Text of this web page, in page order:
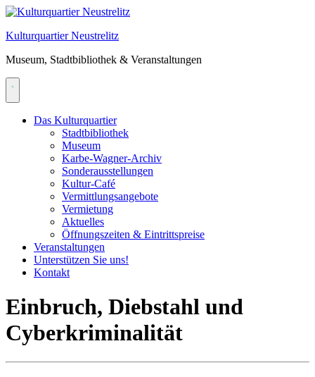
Skip
content
Kulturquartier Neustrelitz
Museum, Stadtbibliothek & Veranstaltungen
Das Kulturquartier
Stadtbibliothek
Museum
Karbe-Wagner-Archiv
Sonderausstellungen
Kultur-Café
Vermittlungsangebote
Vermietung
Aktuelles
Öffnungszeiten & Eintrittspreise
Veranstaltungen
Unterstützen Sie uns!
Kontakt
Einbruch, Diebstahl und
Cyberkriminalität